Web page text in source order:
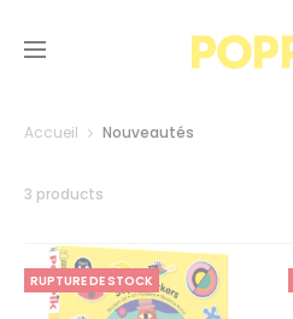
Accueil Nouveautés
3 products
RUPTURE DE STOCK